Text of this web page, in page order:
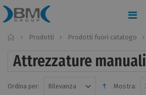
Home
Prodotti Prodotti fuori catalogo
Attrezzature manuali
Ordina per: Mostra: